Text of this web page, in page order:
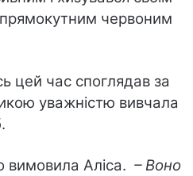
червоним
цей час споглядав за
уважністю вивчала
вимовила Аліса. – Воно